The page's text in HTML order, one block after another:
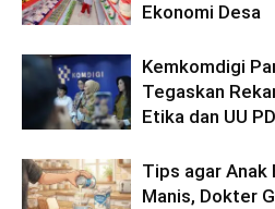
Ekonomi Desa
Kemkomdigi
Tegaskan
Etika dan UU
Tips agar Anak
Manis, Dokter